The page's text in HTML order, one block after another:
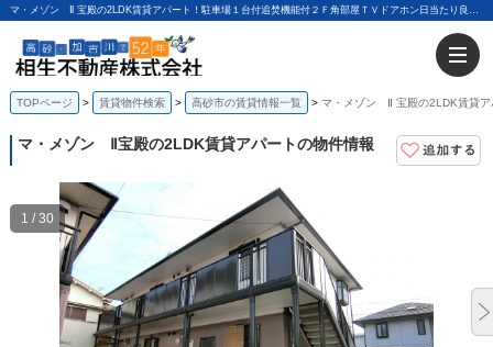
マ・メゾン Ⅱ 宝殿の2LDK賃貸アパート！駐車場１台付追焚機能付２Ｆ角部屋ＴＶドアホン日当たり良好｜相生不動産株式会社
TOPページ 賃貸物件検索 高砂市の賃貸情報一覧 マ・メゾン Ⅱ 宝殿の2LDK賃貸ア
マ・メゾン Ⅱ宝殿の2LDK賃貸アパートの物件情報
1 / 30